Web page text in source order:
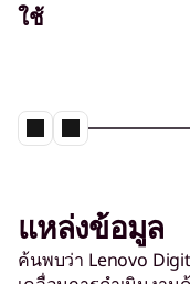
ใช้
แหล่งข้อมูล
ค้นพบว่า Lenovo